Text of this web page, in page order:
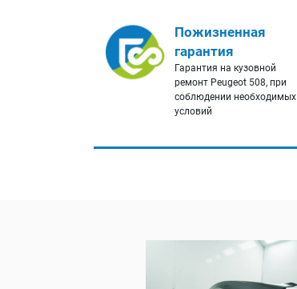
Пожизненная
гарантия
Гарантия на кузовной
ремонт Peugeot 508, при
соблюдении необходимых
условий